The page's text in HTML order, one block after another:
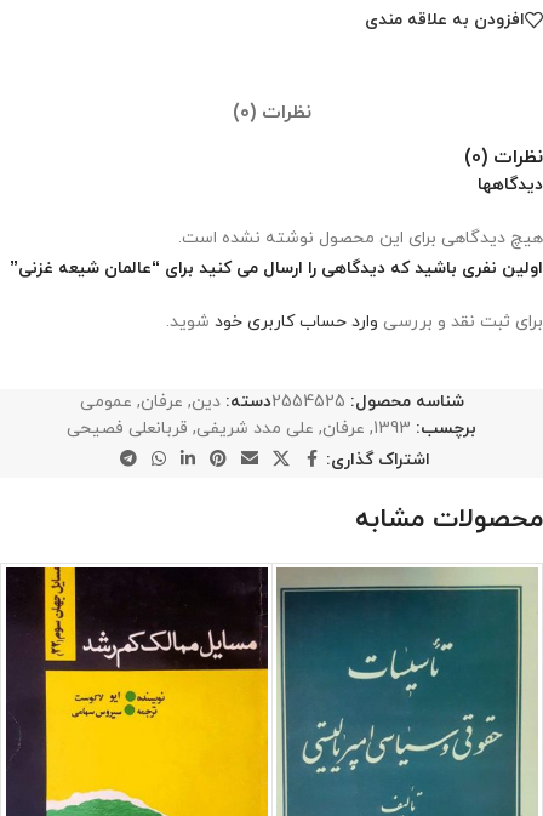
افزودن به علاقه مندی
نظرات (0)
نظرات (0)
دیدگاهها
هیچ دیدگاهی برای این محصول نوشته نشده است.
اولین نفری باشید که دیدگاهی را ارسال می کنید برای “عالمان شیعه غزنی”
برای ثبت نقد و بررسی وارد حساب کاربری خود شوید.
شناسه محصول: 2554525دسته: دین, عرفان, عمومی
برچسب: 1393
, عرفان, علی مدد شریفی, قربانعلی فصیحی
اشتراک گذاری:
محصولات مشابه